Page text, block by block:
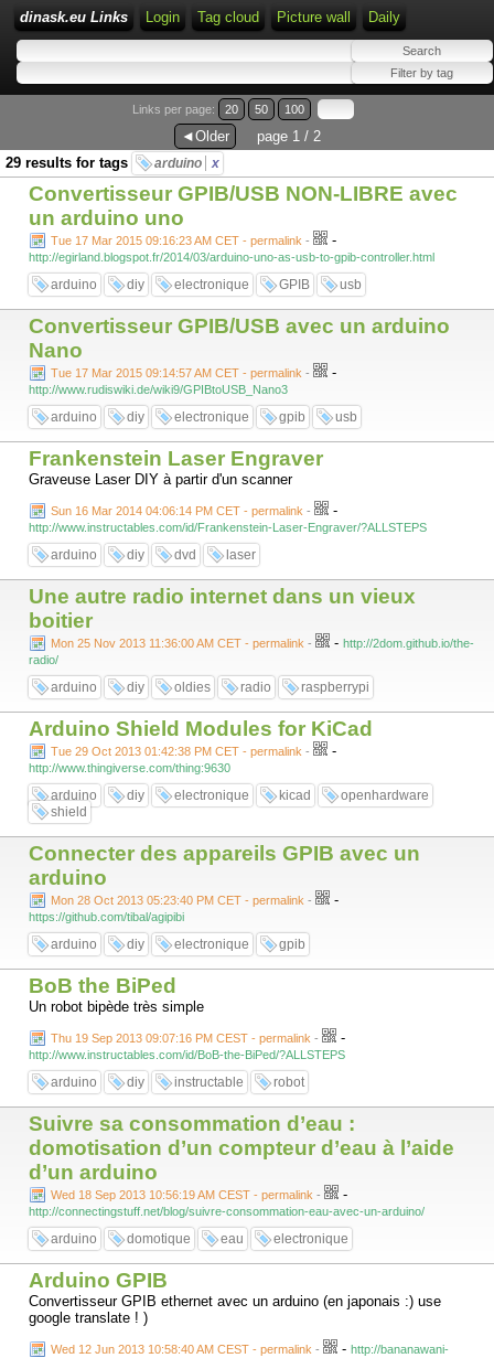
dinask.eu Links Login Tag cloud Picture wall Daily
Links per page: 20 50 100
◄Older
page 1 / 2
29 results for tags
arduino x
Convertisseur GPIB/USB NON-LIBRE avec
un arduino uno
Tue 17 Mar 2015 09:16:23 AM CET - permalink - -
http://egirland.blogspot.fr/2014/03/arduino-uno-as-usb-to-gpib-controller.html
arduino diy electronique GPIB usb
Convertisseur GPIB/USB avec un arduino
Nano
Tue 17 Mar 2015 09:14:57 AM CET - permalink - -
http://www.rudiswiki.de/wiki9/GPIBtoUSB_Nano3
arduino diy electronique gpib usb
Frankenstein Laser Engraver
Graveuse Laser DIY à partir d'un scanner
Sun 16 Mar 2014 04:06:14 PM CET - permalink - -
http://www.instructables.com/id/Frankenstein-Laser-Engraver/?ALLSTEPS
arduino diy dvd laser
Une autre radio internet dans un vieux
boitier
Mon 25 Nov 2013 11:36:00 AM CET - permalink - - http://2dom.github.io/the-
radio/
arduino diy oldies radio raspberrypi
Arduino Shield Modules for KiCad
Tue 29 Oct 2013 01:42:38 PM CET - permalink - -
http://www.thingiverse.com/thing:9630
arduino diy electronique kicad
openhardware
shield
Connecter des appareils GPIB avec un
arduino
Mon 28 Oct 2013 05:23:40 PM CET - permalink - -
https://github.com/tibal/agipibi
arduino diy electronique gpib
BoB the BiPed
Un robot bipède très simple
Thu 19 Sep 2013 09:07:16 PM CEST - permalink - -
http://www.instructables.com/id/BoB-the-BiPed/?ALLSTEPS
arduino diy instructable robot
Suivre sa consommation d’eau :
domotisation d’un compteur d’eau à l’aide
d’un arduino
Wed 18 Sep 2013 10:56:19 AM CEST - permalink - -
http://connectingstuff.net/blog/suivre-consommation-eau-avec-un-arduino/
arduino domotique eau electronique
Arduino GPIB
Convertisseur GPIB ethernet avec un arduino (en japonais :) use
google translate ! )
Wed 12 Jun 2013 10:58:40 AM CEST - permalink - - http://bananawani-